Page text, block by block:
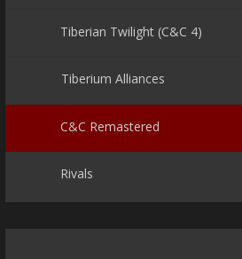
Tiberian Twilight (C&C 4)
Tiberium Alliances
C&C Remastered
Rivals